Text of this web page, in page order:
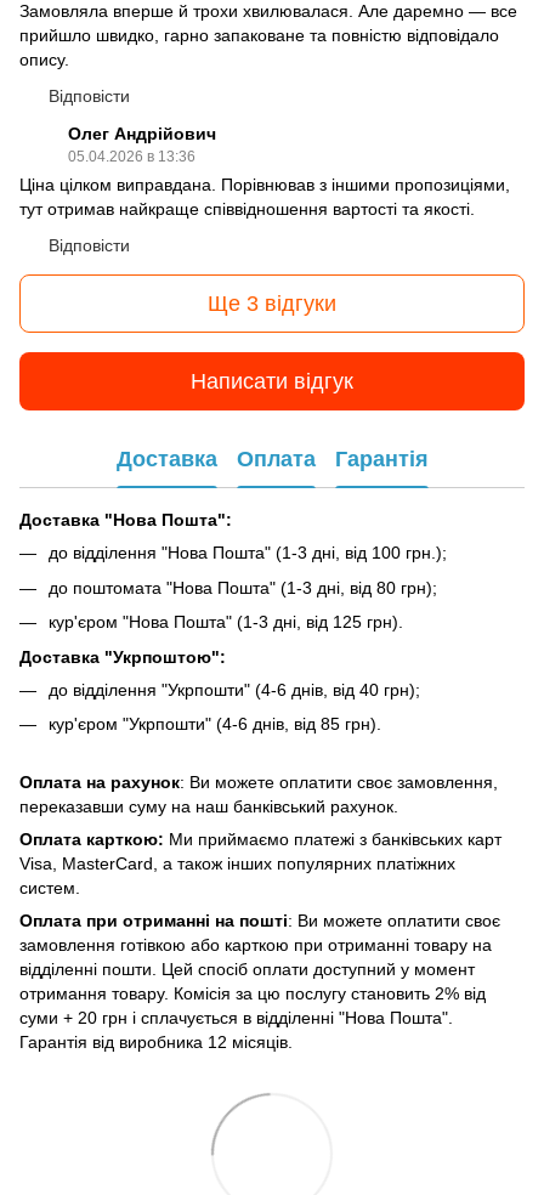
Замовляла вперше й трохи хвилювалася. Але даремно — все
прийшло швидко, гарно запаковане та повністю відповідало
опису.
Відповісти
Олег Андрійович
05.04.2026 в 13:36
Ціна цілком виправдана. Порівнював з іншими пропозиціями,
тут отримав найкраще співвідношення вартості та якості.
Відповісти
Ще 3 відгуки
Написати відгук
Доставка Оплата Гарантія
Доставка "Нова Пошта":
до відділення "Нова Пошта" (1-3 дні, від 100 грн.);
до поштомата "Нова Пошта" (1-3 дні, від 80 грн);
кур'єром "Нова Пошта" (1-3 дні, від 125 грн).
Доставка "Укрпоштою":
до відділення "Укрпошти" (4-6 днів, від 40 грн);
кур'єром "Укрпошти" (4-6 днів, від 85 грн).
Оплата на рахунок: Ви можете оплатити своє замовлення,
переказавши суму на наш банківський рахунок.
Оплата карткою: Ми приймаємо платежі з банківських карт
Visa, MasterCard, а також інших популярних платіжних
систем.
Оплата при отриманні на пошті: Ви можете оплатити своє
замовлення готівкою або карткою при отриманні товару на
відділенні пошти. Цей спосіб оплати доступний у момент
отримання товару. Комісія за цю послугу становить 2% від
суми + 20 грн і сплачується в відділенні "Нова Пошта".
Гарантія від виробника 12 місяців.